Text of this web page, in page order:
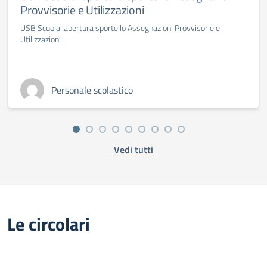
Provvisorie e Utilizzazioni
USB Scuola: apertura sportello Assegnazioni Provvisorie e
Utilizzazioni
Personale scolastico
Vedi tutti
Le circolari